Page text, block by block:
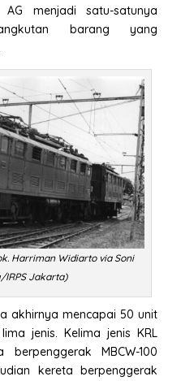
AG menjadi satu-satunya
barang yang
Harriman Widiarto via Soni
IRPS Jakarta)
akhirnya mencapai 50 unit
jenis. Kelima jenis KRL
MBCW-100
kereta berpenggerak